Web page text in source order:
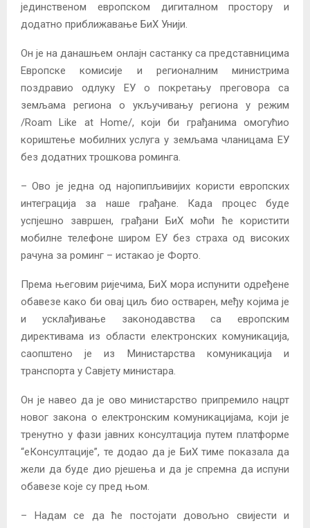
јединственом европском дигиталном простору и
додатно приближавање БиХ Унији.
Он је на данашњем онлајн састанку са представницима
Европске комисије и регионалним министрима
поздравио одлуку ЕУ о покретању преговора са
земљама региона о укључивању региона у режим
/Roam Like at Home/, који би грађанима омогућио
кориштење мобилних услуга у земљама чланицама ЕУ
без додатних трошкова роминга.
– Ово је једна од најопипљивијих користи европских
интеграција за наше грађане. Када процес буде
успјешно завршен, грађани БиХ моћи ће користити
мобилне телефоне широм ЕУ без страха од високих
рачуна за роминг – истакао је Форто.
Према његовим ријечима, БиХ мора испунити одређене
обавезе како би овај циљ био остварен, међу којима је
и усклађивање законодавства са европским
директивама из области електронских комуникација,
саопштено је из Министарства комуникација и
транспорта у Савјету министара.
Он је навео да је ово министарство припремило нацрт
новог закона о електронским комуникацијама, који је
тренутно у фази јавних консултација путем платформе
“еКонсултације”, те додао да је БиХ тиме показала да
жели да буде дио рјешења и да је спремна да испуни
обавезе које су пред њом.
– Надам се да ће постојати довољно свијести и